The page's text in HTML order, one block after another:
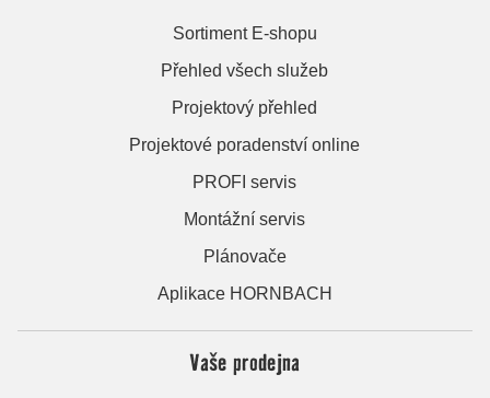
Sortiment E-shopu
Přehled všech služeb
Projektový přehled
Projektové poradenství online
PROFI servis
Montážní servis
Plánovače
Aplikace HORNBACH
Vaše prodejna